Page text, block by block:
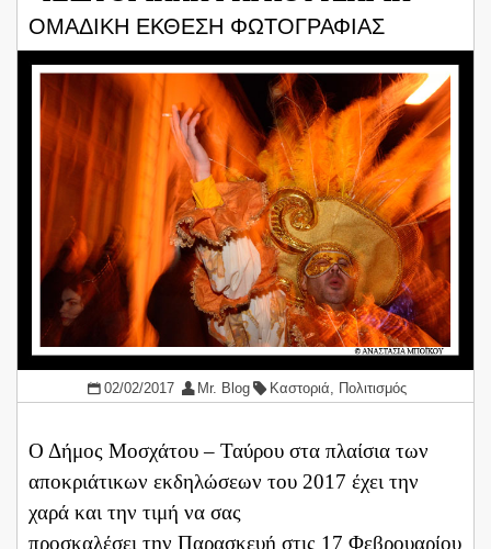
ΟΜΑΔΙΚΗ ΕΚΘΕΣΗ ΦΩΤΟΓΡΑΦΙΑΣ
02/02/2017 Mr. Blog Καστοριά, Πολιτισμός
Ο Δήμος Μοσχάτου – Ταύρου στα πλαίσια των
αποκριάτικων εκδηλώσεων του 2017 έχει την
χαρά και την τιμή να σας
προσκαλέσει την Παρασκευή στις 17 Φεβρουαρίου